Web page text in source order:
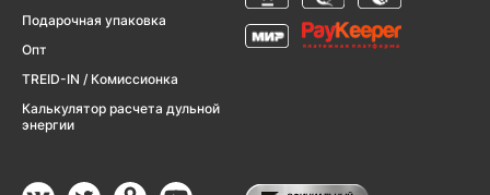
Подарочная упаковка
Опт
TREID-IN / Комиссионка
Калькулятор расчета дульной
энергии